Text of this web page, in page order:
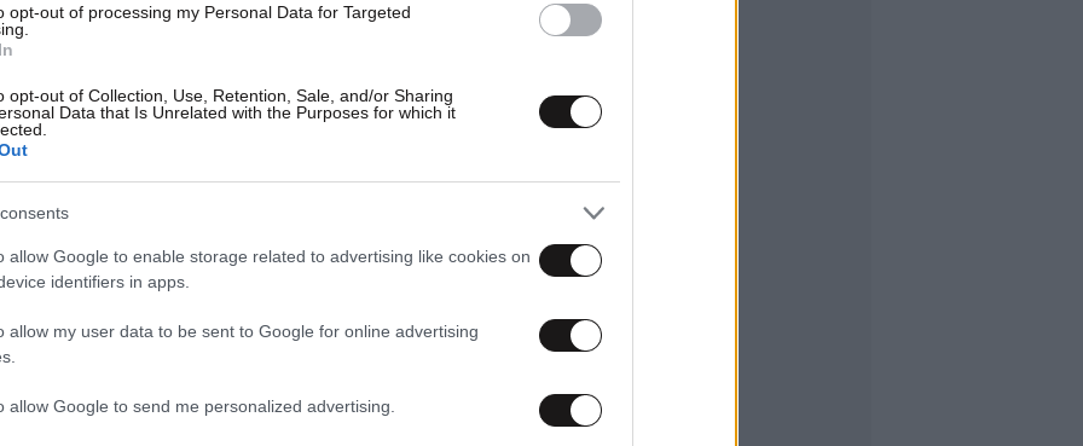
opt-out of processing my Personal Data for Targeted
opt-out of Collection, Use, Retention, Sale, and/or Sharing
Data that Is Unrelated with the Purposes for which it
allow Google to enable storage related to advertising like cookies on
identifiers in apps.
allow my user data to be sent to Google for online advertising
allow Google to send me personalized advertising.
ο ΣΥΡΙΖΑ υπό τη νέα ηγεσία
ενάντια στους νεοναζιστές
είναι ξεκάθαρη και ορίζει την υποβολή
κομμάτων.
ότι θα καταθέσουν τελικά υπόμνημα
καθώς η προθεσμία έληξε πριν τρεις μέρες».